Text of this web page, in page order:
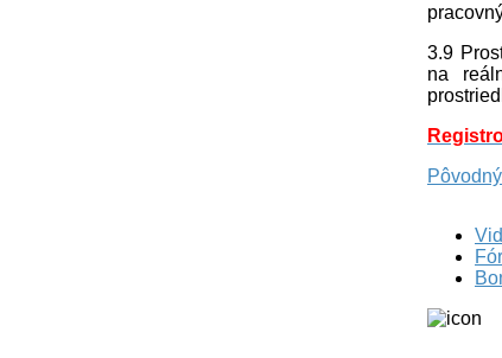
3.9
na